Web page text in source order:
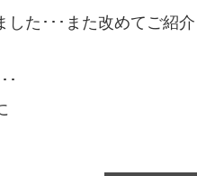
た･･･また改めてご紹介
･